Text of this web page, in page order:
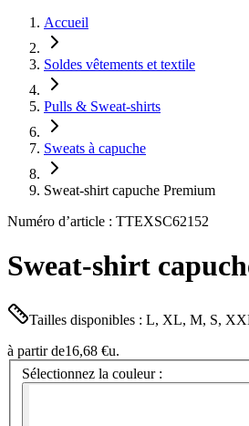
Accueil
Soldes vêtements et textile
Pulls & Sweat-shirts
Sweats à capuche
Sweat-shirt capuche Premium
Numéro d’article : TTEXSC62152
Sweat-shirt
Tailles disponibles : L, XL, M, S,
à partir de16,68 €u.
Sélectionnez la couleur :